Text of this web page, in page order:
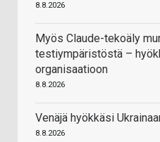
8.8.2026
Myös Claude-tekoäly
testiympäristöstä –
organisaatioon
8.8.2026
Venäjä hyökkäsi
8.8.2026